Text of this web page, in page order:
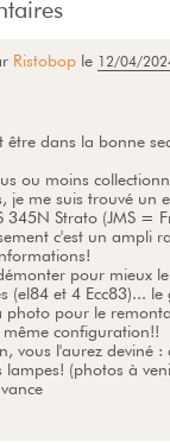
Ristobople 12/04/
être dans la bonne
ou moins
je me suis trouvé un
345N Strato (JMS =
c'est un ampli
pour mieux
(el84 et 4 Ecc83)... le
photo pour le
configuration!!
vous l'aurez deviné :
lampes! (photos à